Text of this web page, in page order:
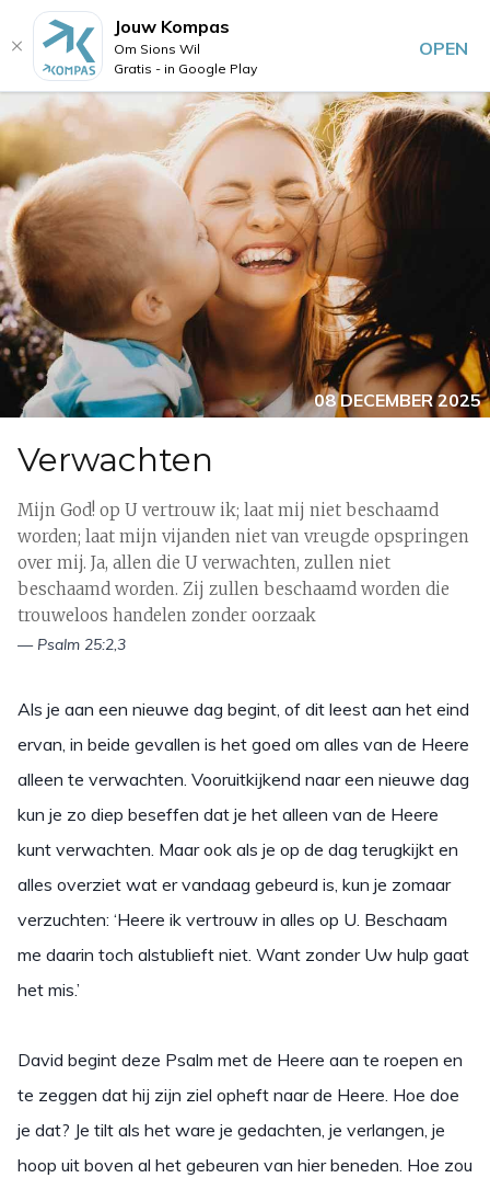
08 DECEMBER 2025
Verwachten
Mijn God! op U vertrouw ik; laat mij niet beschaamd
worden; laat mijn vijanden niet van vreugde opspringen
over mij. Ja, allen die U verwachten, zullen niet
beschaamd worden. Zij zullen beschaamd worden die
trouweloos handelen zonder oorzaak
— Psalm 25:2,3
Als je aan een nieuwe dag begint, of dit leest aan het eind
ervan, in beide gevallen is het goed om alles van de Heere
alleen te verwachten. Vooruitkijkend naar een nieuwe dag
kun je zo diep beseffen dat je het alleen van de Heere
kunt verwachten. Maar ook als je op de dag terugkijkt en
alles overziet wat er vandaag gebeurd is, kun je zomaar
verzuchten: ‘Heere ik vertrouw in alles op U. Beschaam
me daarin toch alstublieft niet. Want zonder Uw hulp gaat
het mis.’
David begint deze Psalm met de Heere aan te roepen en
te zeggen dat hij zijn ziel opheft naar de Heere. Hoe doe
je dat? Je tilt als het ware je gedachten, je verlangen, je
hoop uit boven al het gebeuren van hier beneden. Hoe zou
Jouw Kompas
Om Sions Wil
Gratis - in Google Play
OPEN